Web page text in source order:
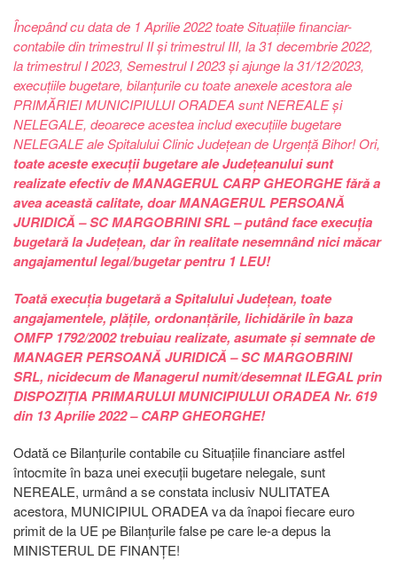
Începând cu data de 1 Aprilie 2022 toate Situațiile financiar-
contabile din trimestrul II și trimestrul III, la 31 decembrie 2022,
la trimestrul I 2023, Semestrul I 2023 și ajunge la 31/12/2023,
execuțiile bugetare, bilanțurile cu toate anexele acestora ale
PRIMĂRIEI MUNICIPIULUI ORADEA sunt NEREALE și
NELEGALE, deoarece acestea includ execuțiile bugetare
NELEGALE ale Spitalului Clinic Județean de Urgență Bihor! Ori,
toate aceste execuții bugetare ale Județeanului sunt
realizate efectiv de MANAGERUL CARP GHEORGHE fără a
avea această calitate, doar MANAGERUL PERSOANĂ
JURIDICĂ – SC MARGOBRINI SRL – putând face execuția
bugetară la Județean, dar în realitate nesemnând nici măcar
angajamentul legal/bugetar pentru 1 LEU!
Toată execuția bugetară a Spitalului Județean, toate
angajamentele, plățile, ordonanțările, lichidările în baza
OMFP 1792/2002 trebuiau realizate, asumate și semnate de
MANAGER PERSOANĂ JURIDICĂ – SC MARGOBRINI
SRL, nicidecum de Managerul numit/desemnat ILEGAL prin
DISPOZIȚIA PRIMARULUI MUNICIPIULUI ORADEA Nr. 619
din 13 Aprilie 2022 – CARP GHEORGHE!
Odată ce Bilanțurile contabile cu Situațiile financiare astfel
întocmite în baza unei execuții bugetare nelegale, sunt
NEREALE, urmând a se constata inclusiv NULITATEA
acestora, MUNICIPIUL ORADEA va da înapoi fiecare euro
primit de la UE pe Bilanțurile false pe care le-a depus la
MINISTERUL DE FINANȚE!